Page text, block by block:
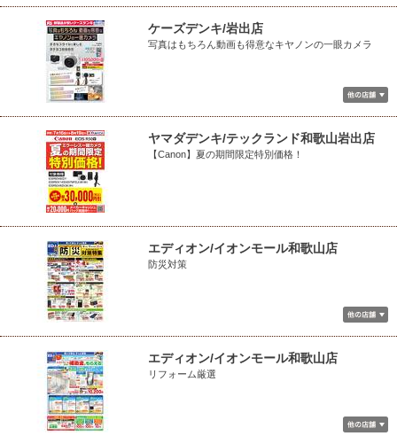
ケーズデンキ/岩出店
写真はもちろん動画も得意なキヤノンの一眼カメラ
ヤマダデンキ/テックランド和歌山岩出店
【Canon】夏の期間限定特別価格！
エディオン/イオンモール和歌山店
防災対策
エディオン/イオンモール和歌山店
リフォーム厳選